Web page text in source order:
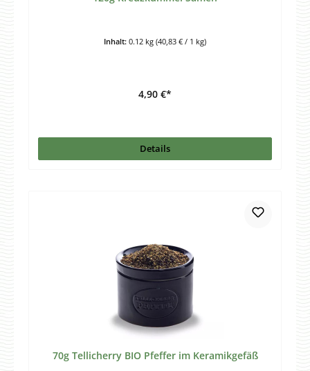
Inhalt: 0.12 kg (40,83 € / 1 kg)
4,90 €*
Details
70g Tellicherry BIO Pfeffer im Keramikgefäß